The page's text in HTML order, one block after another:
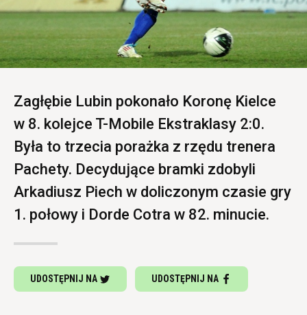
Zagłębie Lubin pokonało Koronę Kielce
w 8. kolejce T-Mobile Ekstraklasy 2:0.
Była to trzecia porażka z rzędu trenera
Pachety. Decydujące bramki zdobyli
Arkadiusz Piech w doliczonym czasie gry
1. połowy i Dorde Cotra w 82. minucie.
UDOSTĘPNIJ NA UDOSTĘPNIJ NA